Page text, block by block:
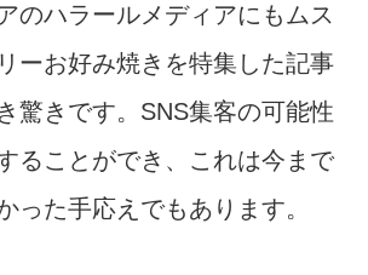
のハラールメディアにもムス
ーお好み焼きを特集した記事
驚きです。SNS集客の可能性
ることができ、これは今まで
った手応えでもあります。